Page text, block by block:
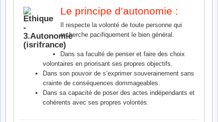
Le principe d’autonomie :
Il respecte la volonté de toute personne qui
recherche pacifiquement le bien général.
Dans sa faculté de penser et faire des choix
volontaires en priorisant ses propres objectifs.
Dans son pouvoir de s’exprimer souverainement sans
crainte de conséquences dommageables.
Dans sa capacité de poser des actes indépendants et
cohérents avec ses propres volontés.